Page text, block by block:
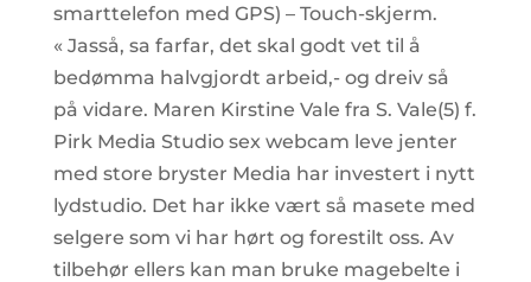
smarttelefon med GPS) – Touch-skjerm.
« Jasså, sa farfar, det skal godt vet til å
bedømma halvgjordt arbeid,- og dreiv så
på vidare. Maren Kirstine Vale fra S. Vale(5) f.
Pirk Media Studio sex webcam leve jenter
med store bryster Media har investert i nytt
lydstudio. Det har ikke vært så masete med
selgere som vi har hørt og forestilt oss. Av
tilbehør ellers kan man bruke magebelte i